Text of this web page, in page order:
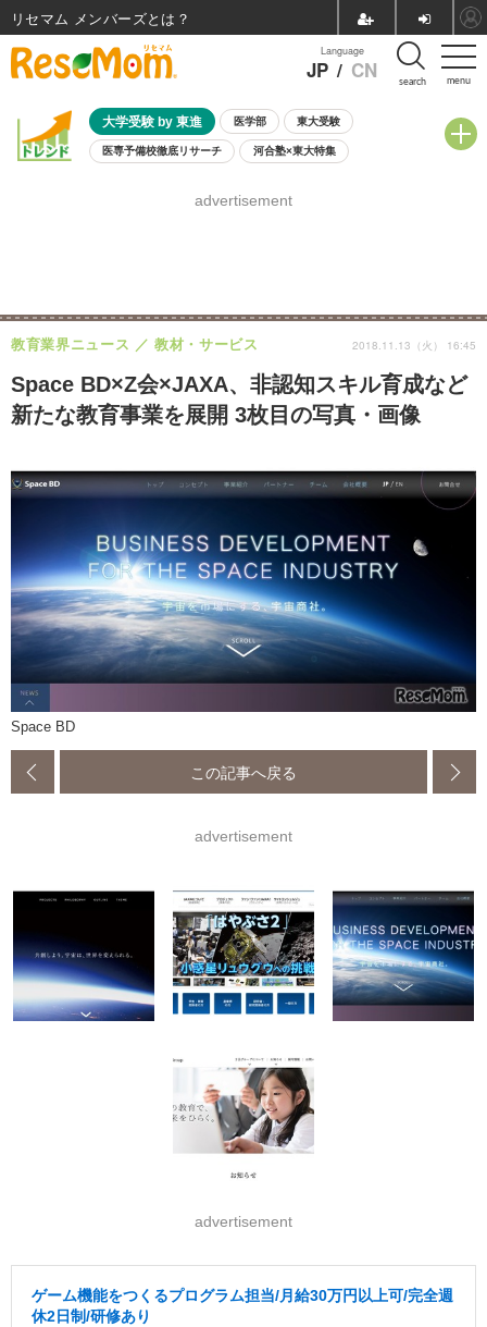
menu
Language
JP / CN search
大学受験 by 東進 医学部 東大受験
医専予備校徹底リサーチ 河合塾×東大特集
8月開催学校説明会・相談会
advertisement
Space BD×Z会×JAXA、非認知スキル育成など
新たな教育事業を展開 3枚目の写真・画像
教育業界ニュース 教材・サービス 2018.11.13（火） 16:45
Space BD
この記事へ戻る
advertisement
advertisement
ゲーム機能をつくるプログラム担当/月給30万円以上可/完全週
休2日制/研修あり
リセマム メンバーズ